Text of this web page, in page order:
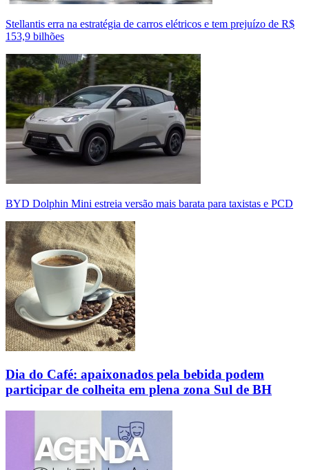
Stellantis erra na estratégia de carros elétricos e tem prejuízo de R$
153,9 bilhões
BYD Dolphin Mini estreia versão mais barata para taxistas e PCD
Dia do Café: apaixonados pela bebida podem
participar de colheita em plena zona Sul de BH